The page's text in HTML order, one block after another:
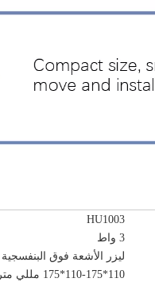
HU1003
3 واط
ليزر الأشعة فوق البنفسجية
110*110-175*175 مللي متر